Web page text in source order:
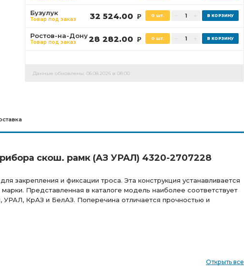
Бузулук
Товар под заказ 32 524.00 Р 0 шт.
Ростов-на-Дону
Товар под заказ 28 282.00 Р 0 шт.
Данные обновлены: 06.08.2026 в 08:00
скош. рамк (АЗ УРАЛ) 4320-2707228
закрепления и фиксации троса. Эта конструкция устанавливается
Представленная в каталоге модель наиболее соответствует
УРАЛ, КрАЗ и БелАЗ. Поперечина отличается прочностью и
Открыть все